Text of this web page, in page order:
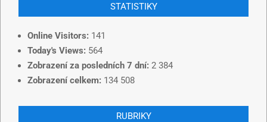
STATISTIKY
Online Visitors: 141
Today's Views: 564
Zobrazení za posledních 7 dní: 2 384
Zobrazení celkem: 134 508
RUBRIKY